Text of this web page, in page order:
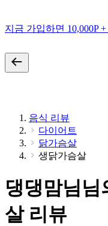
지금 가입하면 10,000P
음식 리뷰
다이어트
닭가슴살
생닭가슴살
댕댕맘님님
살 리뷰